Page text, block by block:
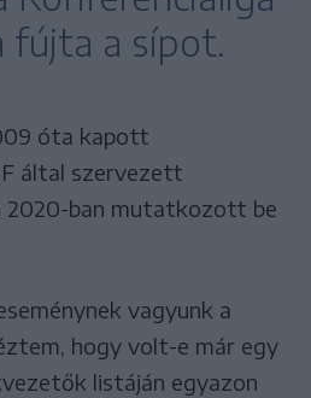
fújta a sípot.
óta kapott
által szervezett
2020-ban mutatkozott be
vagyunk a
hogy volt-e már egy
listáján egyazon